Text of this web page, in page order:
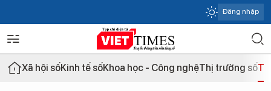
Đăng nhập
Xã hội sốKinh tế sốKhoa học - Công nghệThị trường số